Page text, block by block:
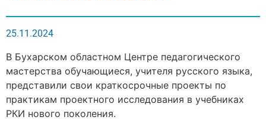
25.11.2024
В Бухарском областном Центре педагогического
мастерства обучающиеся, учителя русского языка,
представили свои краткосрочные проекты по
практикам проектного исследования в учебниках
РКИ нового поколения.